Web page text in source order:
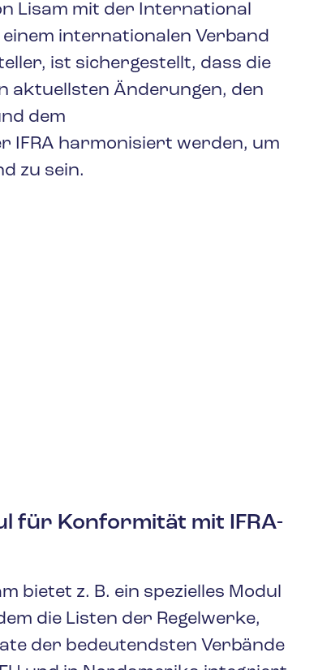
Lisam mit der International
internationalen Verband
ist sichergestellt, dass die
aktuellsten Änderungen, den
dem
IFRA harmonisiert werden, um
zu sein.
für Konformität mit IFRA-
bietet z. B. ein spezielles Modul
die Listen der Regelwerke,
der bedeutendsten Verbände